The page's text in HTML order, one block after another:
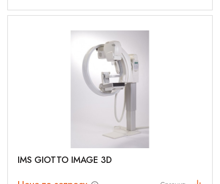
IMS GIOTTO IMAGE 3D